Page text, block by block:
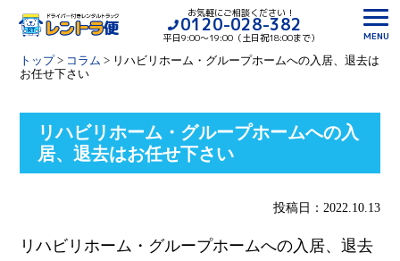
お気軽にご相談ください！
0120-028-382
平日9:00〜19:00（土日祝18:00まで）
MENU
トップ> コラム > リハビリホーム・グループホームへの入居、退去は
お任せ下さい
リハビリホーム・グループホームへの入
居、退去はお任せ下さい
投稿日：2022.10.13
リハビリホーム・グループホームへの入居、退去